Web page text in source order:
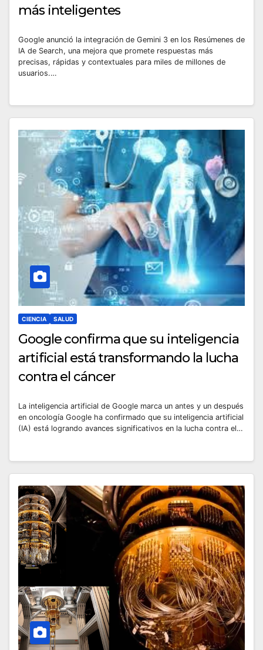
más inteligentes
Google anunció la integración de Gemini 3 en los Resúmenes de
IA de Search, una mejora que promete respuestas más
precisas, rápidas y contextuales para miles de millones de
usuarios.…
CIENCIA SALUD
Google confirma que su inteligencia
artificial está transformando la lucha
contra el cáncer
La inteligencia artificial de Google marca un antes y un después
en oncología Google ha confirmado que su inteligencia artificial
(IA) está logrando avances significativos en la lucha contra el…